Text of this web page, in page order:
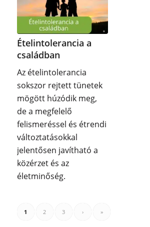
Ételintolerancia a
családban
Az ételintolerancia
sokszor rejtett tünetek
mögött húzódik meg,
de a megfelelő
felismeréssel és étrendi
változtatásokkal
jelentősen javítható a
közérzet és az
életminőség.
1 2 3 › »